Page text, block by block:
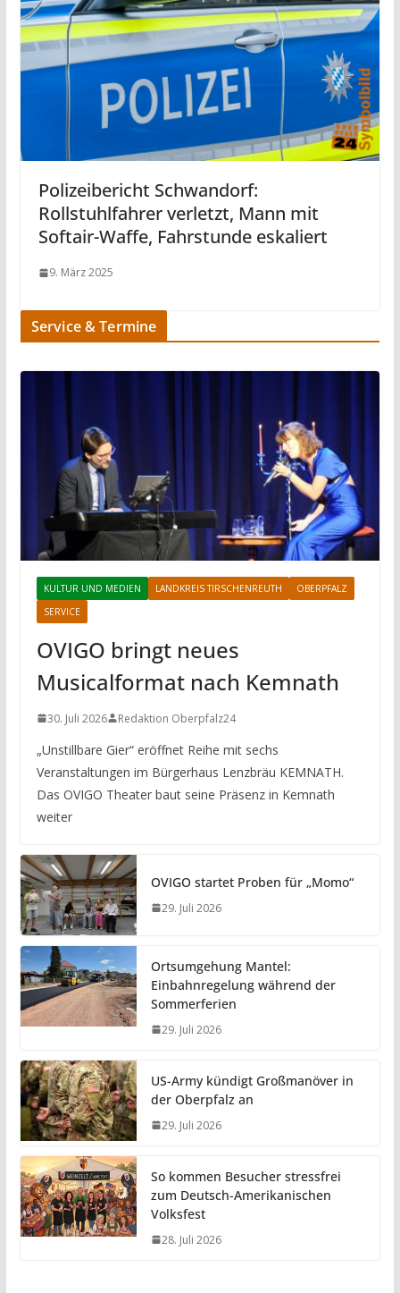
Polizeibericht Schwandorf:
Rollstuhlfahrer verletzt, Mann mit
Softair-Waffe, Fahrstunde eskaliert
9. März 2025
Service & Termine
KULTUR UND MEDIEN LANDKREIS TIRSCHENREUTH
OBERPFALZ
SERVICE
OVIGO bringt neues
Musicalformat nach Kemnath
30. Juli 2026 Redaktion Oberpfalz24
„Unstillbare Gier“ eröffnet Reihe mit sechs
Veranstaltungen im Bürgerhaus Lenzbräu KEMNATH.
Das OVIGO Theater baut seine Präsenz in Kemnath
weiter
OVIGO startet Proben für „Momo“
29. Juli 2026
Ortsumgehung Mantel:
Einbahnregelung während der
Sommerferien
29. Juli 2026
US-Army kündigt Großmanöver in
der Oberpfalz an
29. Juli 2026
So kommen Besucher stressfrei
zum Deutsch-Amerikanischen
Volksfest
28. Juli 2026